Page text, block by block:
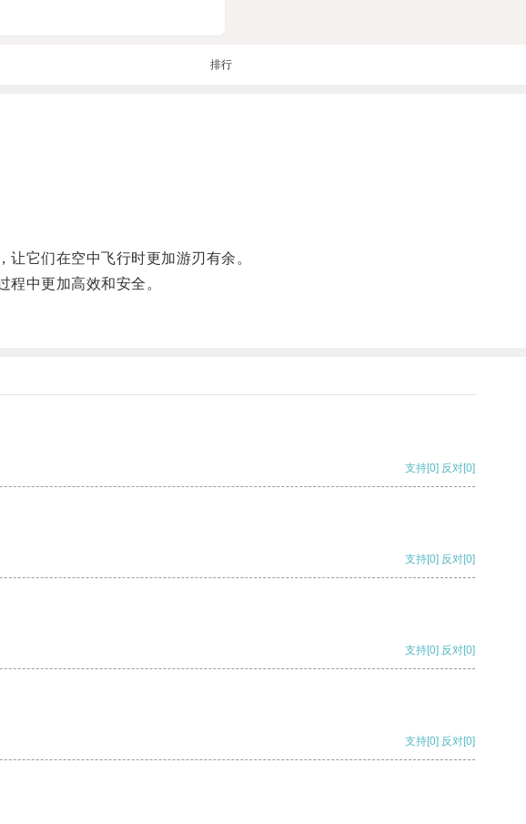
排行
它们在空中飞行时更加游刃有余。
中更加高效和安全。
支持[0] 反对[0]
支持[0] 反对[0]
支持[0] 反对[0]
支持[0] 反对[0]